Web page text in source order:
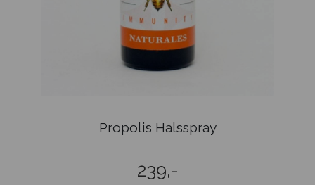
Propolis Halsspray
239,-